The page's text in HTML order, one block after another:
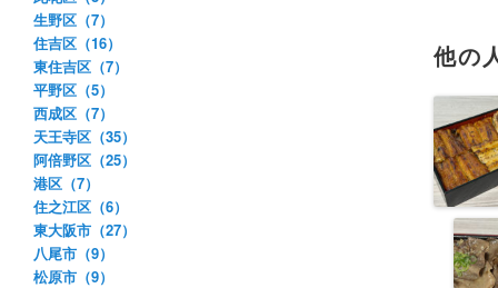
他の
生野区（7）
住吉区（16）
東住吉区（7）
平野区（5）
西成区（7）
天王寺区（35）
阿倍野区（25）
港区（7）
住之江区（6）
東大阪市（27）
八尾市（9）
松原市（9）